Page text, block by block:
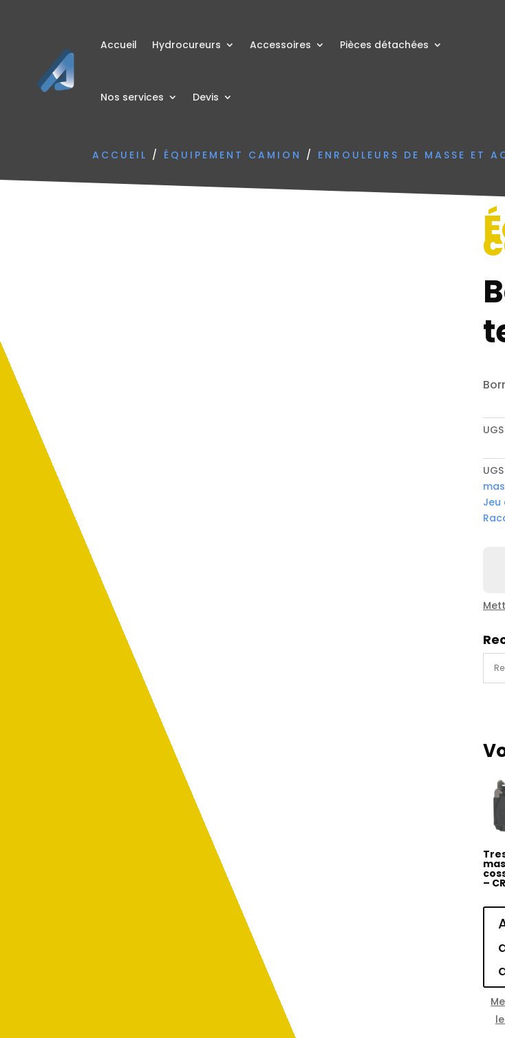
Accueil Hydrocureurs Accessoires Pièces détachées
Nos services Devis
ACCUEIL / ÉQUIPEMENT CAMION / ENROULEURS DE MASSE ET
Jeu
à
la
–